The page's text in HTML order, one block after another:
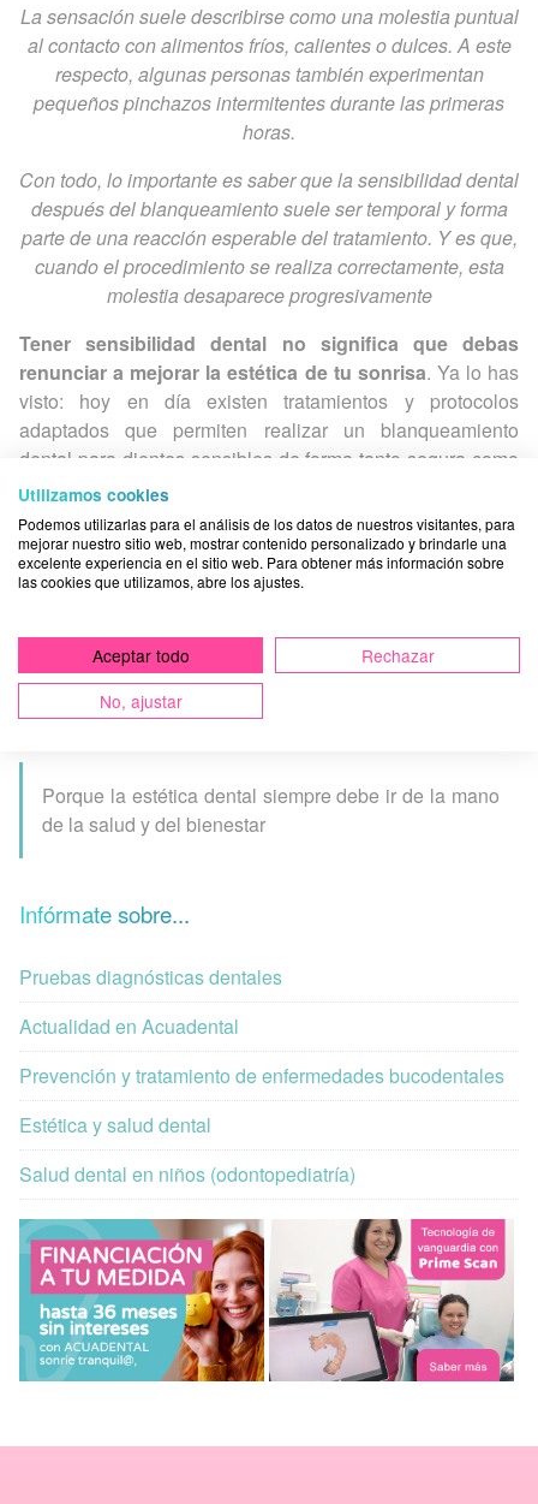
La sensación suele describirse como una molestia puntual
al contacto con alimentos fríos, calientes o dulces. A este
respecto, algunas personas también experimentan
pequeños pinchazos intermitentes durante las primeras
horas.
Con todo, lo importante es saber que la sensibilidad dental
después del blanqueamiento suele ser temporal y forma
parte de una reacción esperable del tratamiento. Y es que,
cuando el procedimiento se realiza correctamente, esta
molestia desaparece progresivamente
Tener sensibilidad dental no significa que debas
renunciar a mejorar la estética de tu sonrisa. Ya lo has
visto: hoy en día existen tratamientos y protocolos
adaptados que permiten realizar un blanqueamiento
dental para dientes sensibles de forma tanto segura como
controlada.
Aunque la sensibilidad dental después del
blanqueamiento puede aparecer en algunos pacientes,
suele ser temporal y manejable cuando el procedimiento
Y por eso mismo enAcuadentalestudiamos cada caso de
forma individual para ayudarte a
más blanca sin comprometer tu comodidad.
Porque la estética dental siempre debe ir de la mano
de la salud y del bienestar
Infórmate sobre...
Pruebas diagnósticas dentales
Actualidad en Acuadental
Prevención y tratamiento de enfermedades bucodentales
Estética y salud dental
Salud dental en niños (odontopediatría)
Utilizamos cookies
Podemos utilizarlas para el análisis de los datos de nuestros visitantes, para
mejorar nuestro sitio web, mostrar contenido personalizado y brindarle una
excelente experiencia en el sitio web. Para obtener más información sobre
las cookies que utilizamos, abre los ajustes.
Aceptar todo
Rechazar
No, ajustar